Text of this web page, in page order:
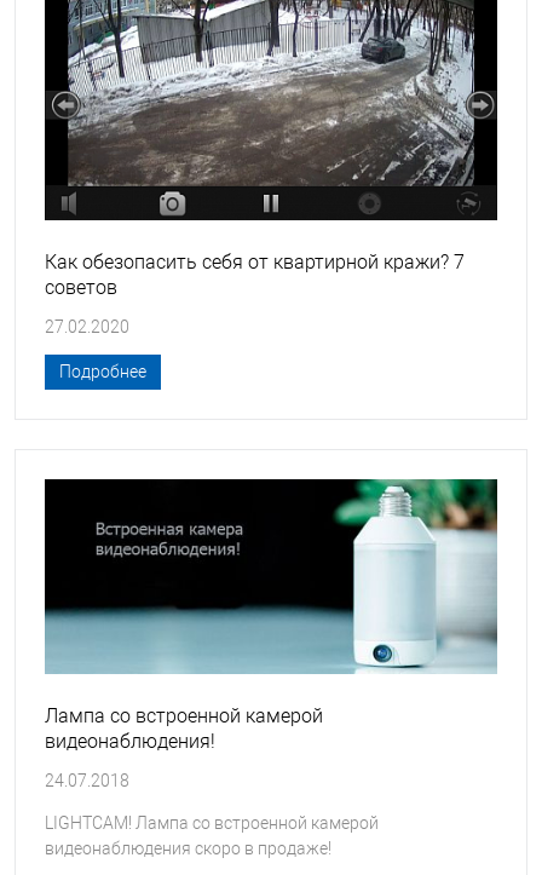
Как обезопасить себя от квартирной кражи? 7
советов
27.02.2020
Подробнее
Лампа со встроенной камерой
видеонаблюдения!
24.07.2018
LIGHTCAM! Лампа со встроенной камерой
видеонаблюдения скоро в продаже!